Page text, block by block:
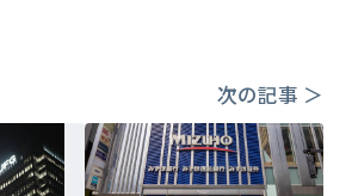
次の記事 ＞